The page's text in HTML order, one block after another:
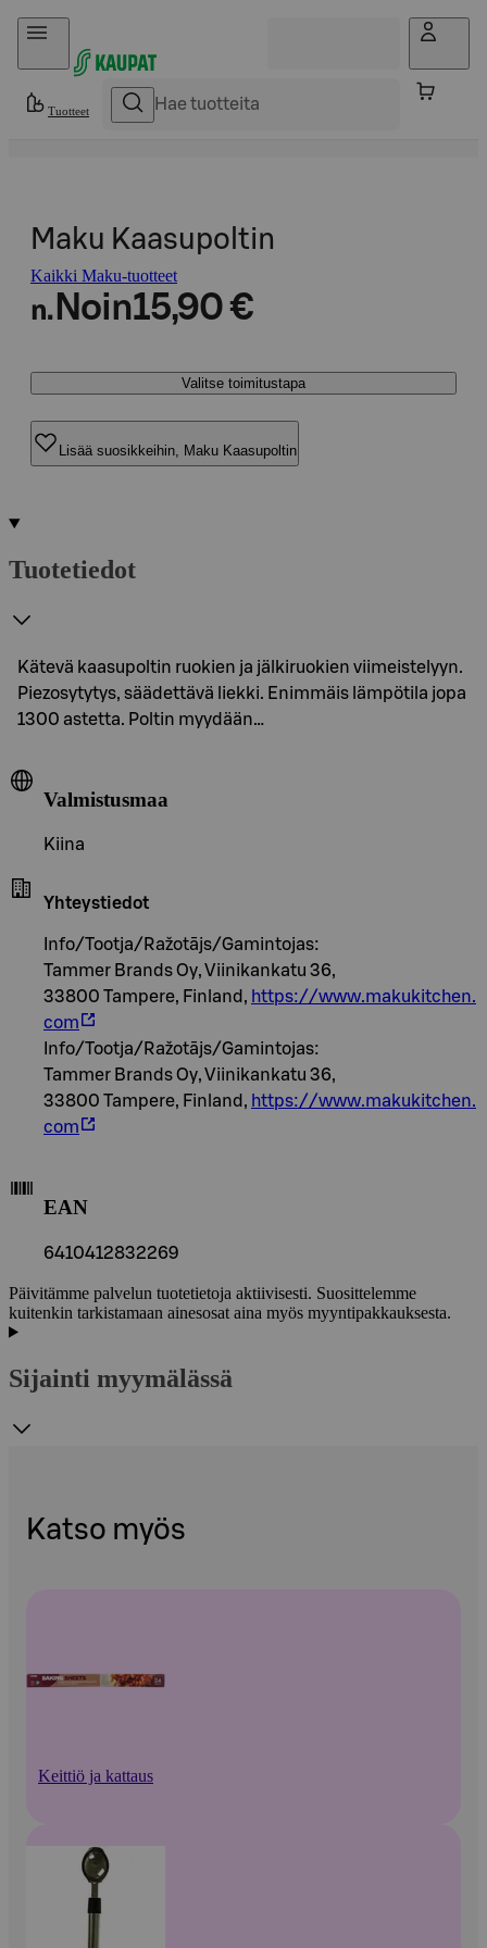
Hyppää sisältöön
Tuotteet
Maku Kaasupoltin
Kaikki Maku-tuotteet
n. Noin15,90 €
Valitse toimitustapa
Lisää suosikkeihin, Maku Kaasupoltin
Tuotetiedot
Kätevä kaasupoltin ruokien ja jälkiruokien viimeistelyyn.
Piezosytytys, säädettävä liekki. Enimmäis lämpötila jopa
1300 astetta. Poltin myydään…
Valmistusmaa
Kiina
Yhteystiedot
Info/Tootja/Ražotājs/Gamintojas:
Tammer Brands Oy, Viinikankatu 36,
33800 Tampere, Finland, https://www.makukitchen.
com
Info/Tootja/Ražotājs/Gamintojas:
Tammer Brands Oy, Viinikankatu 36,
33800 Tampere, Finland, https://www.makukitchen.
com
EAN
6410412832269
Päivitämme palvelun tuotetietoja aktiivisesti. Suosittelemme
kuitenkin tarkistamaan ainesosat aina myös myyntipakkauksesta.
Sijainti myymälässä
Katso myös
Keittiö ja kattaus